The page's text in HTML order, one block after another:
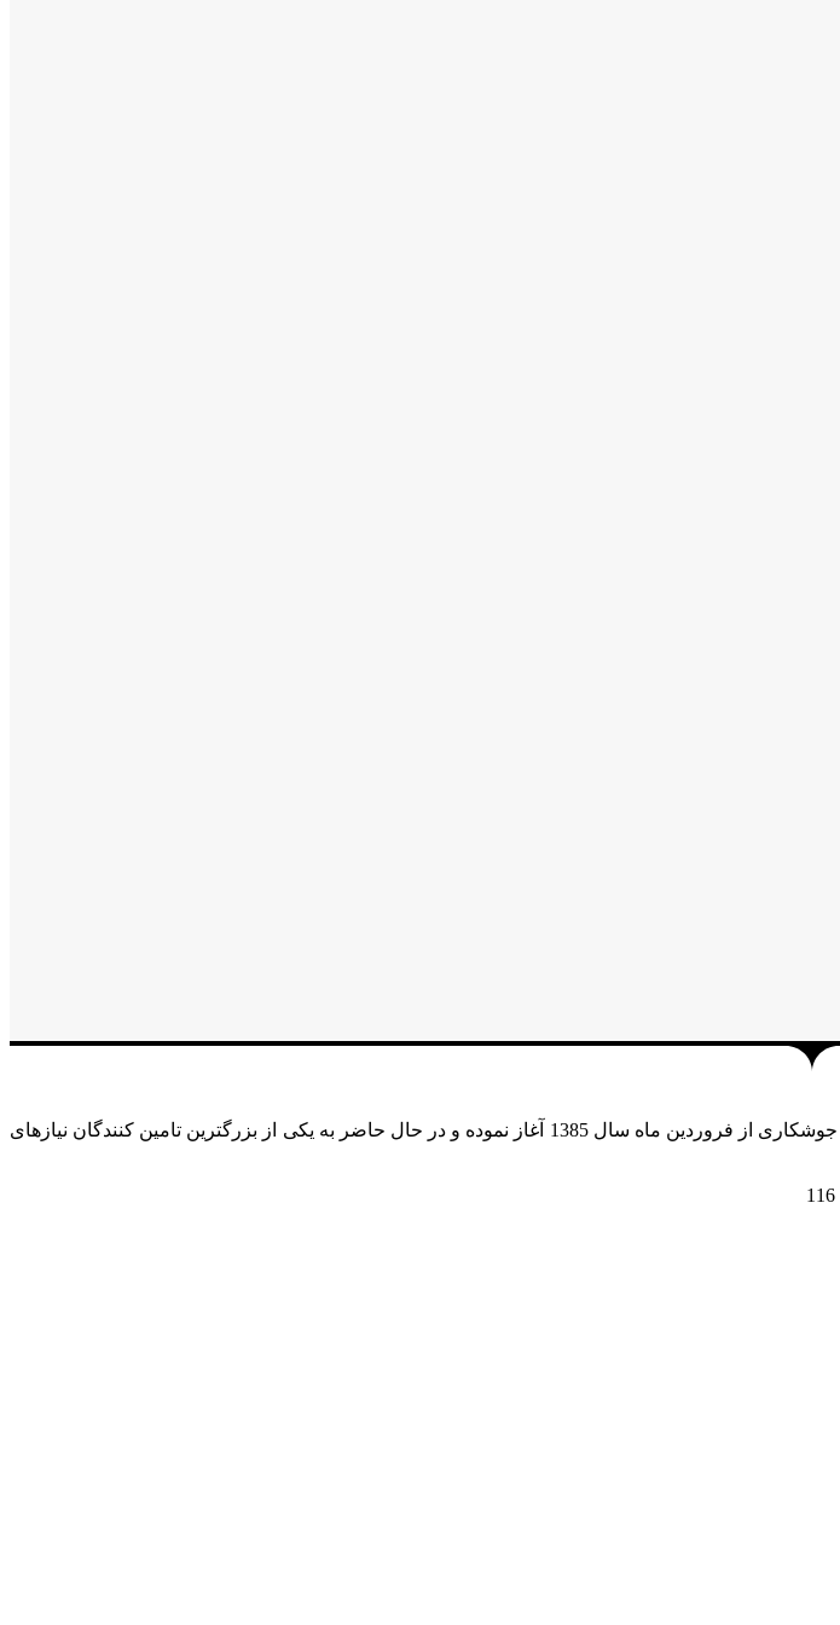
بازرگانی استیل ­جوش (عضو گروه AHB) فعالیت خود را در زمینه واردات مواد و محصولات مصرفی جوشکاری از فروردین ماه سال 1385 آغاز نموده و در حال حاضر به یکی از بزرگترین تامین­ کنندگان نیازهای